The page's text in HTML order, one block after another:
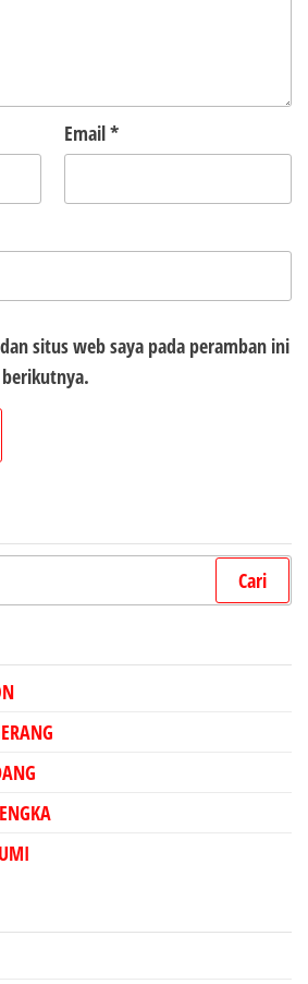
Email*
situs web saya pada peramban ini